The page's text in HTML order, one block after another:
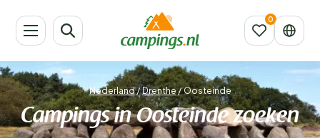
Nederland/Drenthe/Oosteinde
Campings in Oosteinde zoeken